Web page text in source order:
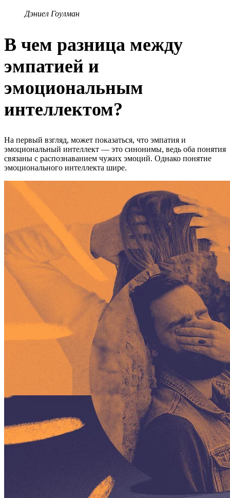
Дэниел Гоулман ⠀
В чем разница между
эмпатией и
эмоциональным
интеллектом?
На первый взгляд, может показаться, что эмпатия и
эмоциональный интеллект — это синонимы, ведь оба понятия
связаны с распознаванием чужих эмоций. Однако понятие
эмоционального интеллекта шире.